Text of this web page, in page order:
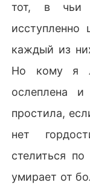
тот, в чьи
каждый из
Но кому я
ослеплена
простила,
нет
стелиться
умирает от